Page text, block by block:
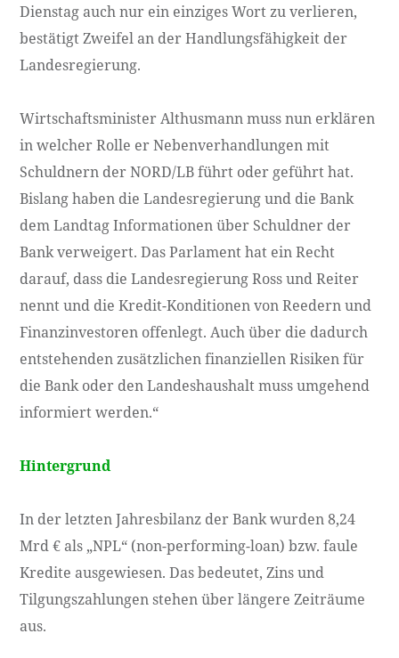
Dienstag auch nur ein einziges Wort zu verlieren,
bestätigt Zweifel an der Handlungsfähigkeit der
Landesregierung.
Wirtschaftsminister Althusmann muss nun erklären
in welcher Rolle er Nebenverhandlungen mit
Schuldnern der NORD/LB führt oder geführt hat.
Bislang haben die Landesregierung und die Bank
dem Landtag Informationen über Schuldner der
Bank verweigert. Das Parlament hat ein Recht
darauf, dass die Landesregierung Ross und Reiter
nennt und die Kredit-Konditionen von Reedern und
Finanzinvestoren offenlegt. Auch über die dadurch
entstehenden zusätzlichen finanziellen Risiken für
die Bank oder den Landeshaushalt muss umgehend
informiert werden.“
Hintergrund
In der letzten Jahresbilanz der Bank wurden 8,24
Mrd € als „NPL“ (non-performing-loan) bzw. faule
Kredite ausgewiesen. Das bedeutet, Zins und
Tilgungszahlungen stehen über längere Zeiträume
aus.